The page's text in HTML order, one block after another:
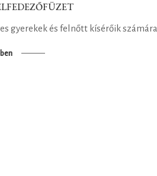
gyerekek és felnőtt kísérőik számára